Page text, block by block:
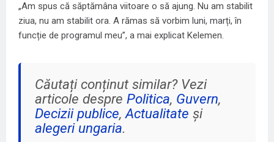
„Am spus că săptămâna viitoare o să ajung. Nu am stabilit
ziua, nu am stabilit ora. A rămas să vorbim luni, marți, în
funcție de programul meu”, a mai explicat Kelemen.
Căutați conținut similar? Vezi
articole despre Politica, Guvern,
Decizii publice,Actualitate și
alegeri ungaria.